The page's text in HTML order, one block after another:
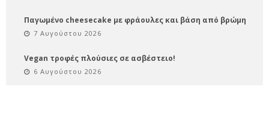
Παγωμένο cheesecake με φράουλες και βάση από βρώμη
7 Αυγούστου 2026
Vegan τροφές πλούσιες σε ασβέστειο!
6 Αυγούστου 2026